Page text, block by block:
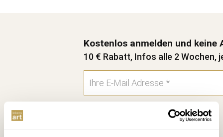
Kostenlos anmelden und keine
10 € Rabatt, Infos alle 2 Wochen,